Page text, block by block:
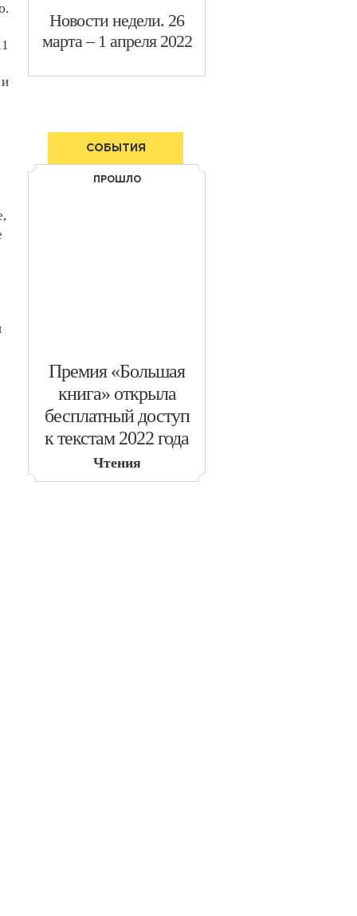
Новости недели. 26
марта – 1 апреля 2022
СОБЫТИЯ
ПРОШЛО
​Премия «Большая
книга» открыла
бесплатный доступ
к текстам 2022 года
Чтения